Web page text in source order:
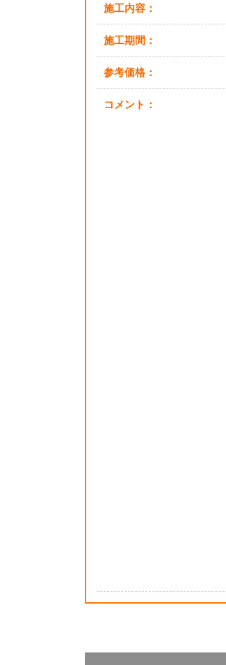
施工内容：
施工期間：
参考価格：
コメント：